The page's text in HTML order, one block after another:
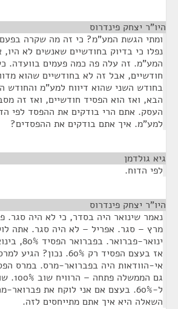
היו"ר יצחק פינדרוס
ומתי הגשת המע"מ? כי זה מה שקרה
נפלו כי בדיוק בחודשיים שאנשים לא
המע"מ. זה עלה פה כמה פעמים בוועדה.
חודשיים, אבל זה לא בחודשיים שהוא
בחודש השני שהוא דיווח למע"מ והחודש
הבא, ואז הוא הפסיד חודשיים, ואז זה
העסק. אתם הרי בודקים את ההפסד לפי
למע"מ. איך אתם בודקים את ההפסדים?
גיא גולדמן
לפי הדוח.
היו"ר יצחק פינדרוס
נאמר שינואר היה בסדר, כי לא היה סגר.
מרץ – סגר. אפריל – לא היה סגר. אתה
אז בעצם הפסיד רק 60%.
גם
השאלה היא איך אתם מתייחסים לזה.